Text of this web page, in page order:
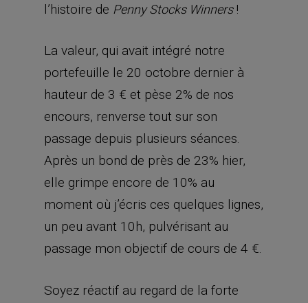
l’histoire de Penny Stocks Winners !
La valeur, qui avait intégré notre
portefeuille le 20 octobre dernier à
hauteur de 3 € et pèse 2% de nos
encours, renverse tout sur son
passage depuis plusieurs séances.
Après un bond de près de 23% hier,
elle grimpe encore de 10% au
moment où j’écris ces quelques lignes,
un peu avant 10h, pulvérisant au
passage mon objectif de cours de 4 €.
Soyez réactif au regard de la forte